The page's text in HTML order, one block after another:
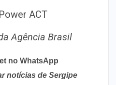
ACT
Agência Brasil
no WhatsApp
notícias de Sergipe